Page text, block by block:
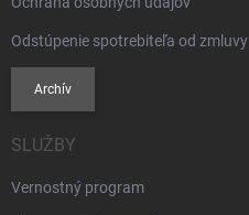
Odstúpenie spotrebiteľa od zmluvy
Archív
SLUŽBY
Vernostný program